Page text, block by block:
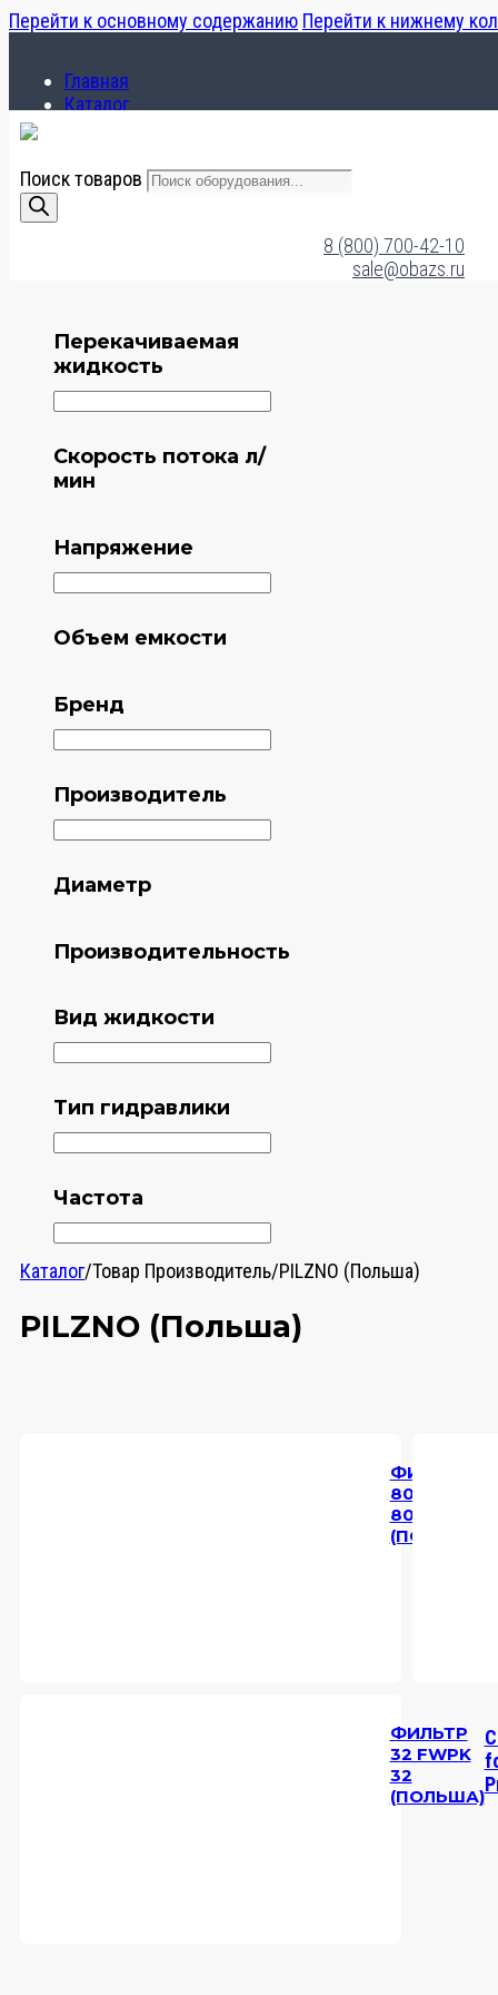
Перейти к основному содержанию Перейти к нижнему
Главная
Каталог
Поиск товаров
8 (800) 700-42-10
sale@obazs.ru
Перекачиваемая
жидкость
Скорость потока л/
мин
Напряжение
Объем емкости
Бренд
Производитель
Диаметр
Производительность
Вид жидкости
Тип гидравлики
Частота
Каталог/Товар Производитель/PILZNO (Польша)
PILZNO (Польша)
ФИЛЬТР
80 FWPK
80
(ПОЛЬША)
ФИЛЬТР
32 FWPK
32
(ПОЛЬША)